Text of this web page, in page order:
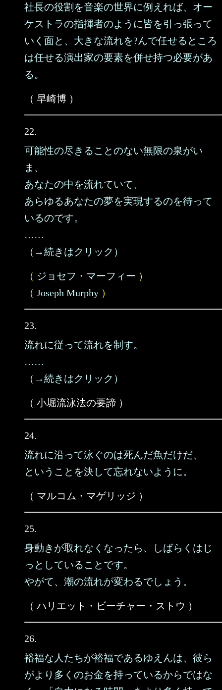
社長の役割を音楽の世界に例えれば、オー
ケストラの指揮者のように皆を引っ張って
いく面と、大きな流れを?んで任せるところ
は任せる演出家の要素を併せ持つ必要があ
る。
（ 早崎博 ）
22.
可能性の尽きることのない無限の泉がい
ま、
あなたの中を流れていて、
あらゆるあなたの夢を実現するのを待って
いるのです。
……
（→続きはクリック）
（ ジョセフ・マーフィー ）
（ Joseph Murphy ）
23.
流れに従って流れを制す。
……
（→続きはクリック）
（ 小堀流泳法の要諦 ）
24.
流れに沿って泳ぐのは死んだ魚だけだ、
ということを決して忘れないように。
（ マルコム・マゲリッジ ）
25.
身動きが取れなくなったら、しばらくはじ
っとしていることです。
やがて、潮の流れが変わるでしょう。
（ ハリエット・ビーチャー・ストウ ）
26.
裕福な人たちが裕福であるゆえんは、彼ら
がより多くのお金を持っているからではな